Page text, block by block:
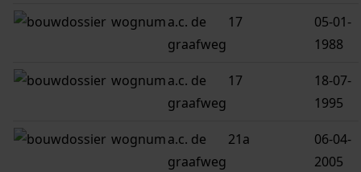
wognuma.c. de
graafweg
17
05-01-
1988
wognuma.c. de
graafweg
17
18-07-
1995
wognuma.c. de
graafweg
21a
06-04-
2005